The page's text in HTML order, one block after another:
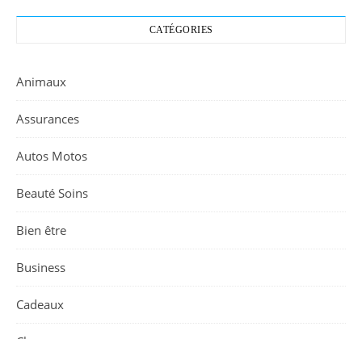
CATÉGORIES
Animaux
Assurances
Autos Motos
Beauté Soins
Bien être
Business
Cadeaux